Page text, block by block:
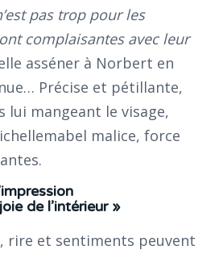
pas trop pour les
complaisantes avec leur
asséner à Norbert en
Précise et pétillante,
lui mangeant le visage,
malice, force
de l’intérieur »
rire et sentiments peuvent